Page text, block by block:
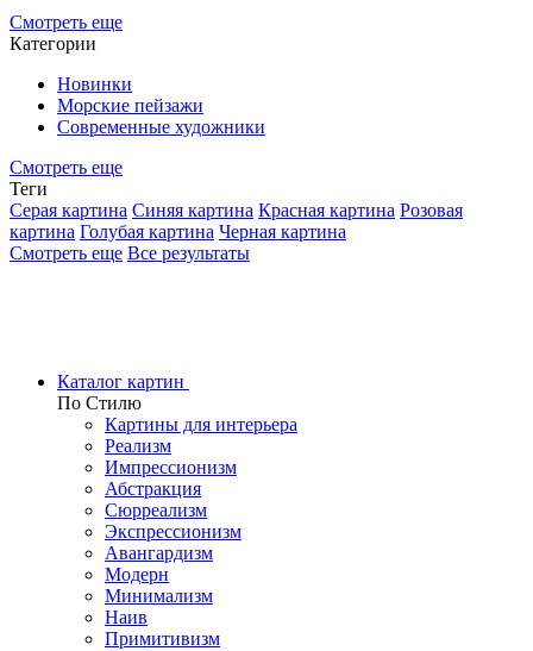
Смотреть еще
Категории
Новинки
Морские пейзажи
Современные художники
Смотреть еще
Теги
Серая картина Синяя картина Красная картина Розовая
картина Голубая картина Черная картина
Смотреть еще Все результаты
Каталог картин
По Стилю
Картины для интерьера
Реализм
Импрессионизм
Абстракция
Сюрреализм
Экспрессионизм
Авангардизм
Модерн
Минимализм
Наив
Примитивизм